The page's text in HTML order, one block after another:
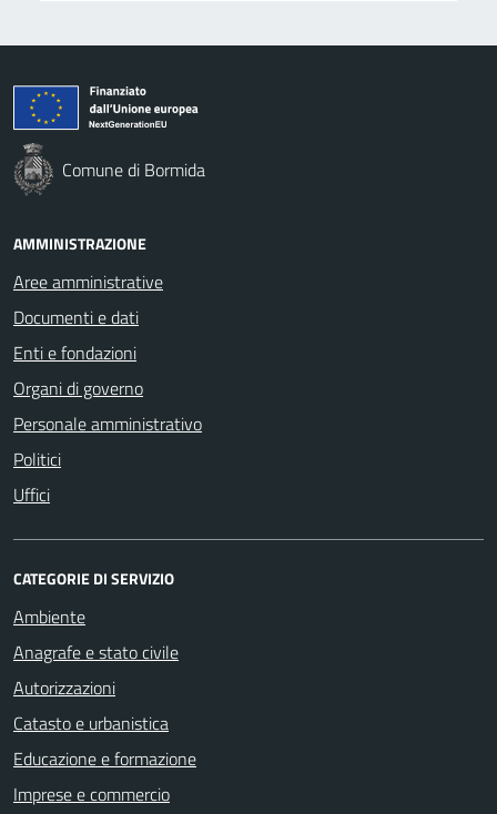
Comune di Bormida
AMMINISTRAZIONE
Aree amministrative
Documenti e dati
Enti e fondazioni
Organi di governo
Personale amministrativo
Politici
Uffici
CATEGORIE DI SERVIZIO
Ambiente
Anagrafe e stato civile
Autorizzazioni
Catasto e urbanistica
Educazione e formazione
Imprese e commercio